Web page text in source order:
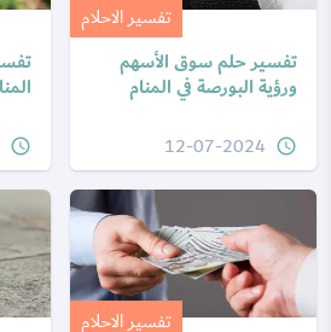
تفسير الاحلام
تفسير حلم سوق الأسهم
ورؤية البورصة في المنام
query_builder
12-07-2024
query_builder
تفسير الاحلام